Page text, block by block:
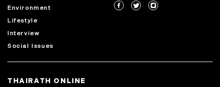
Environment
Lifestyle
Interview
Social Issues
THAIRATH ONLINE